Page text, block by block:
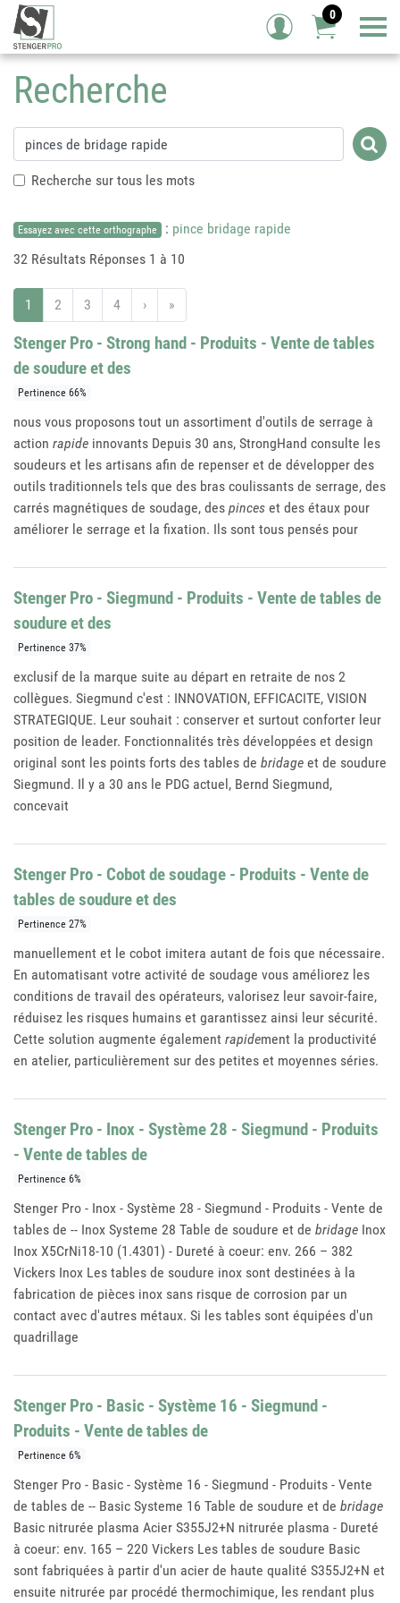
0
Recherche
Recherche sur tous les mots
Essayez avec cette orthographe : pince bridage rapide
32 Résultats Réponses 1 à 10
1 2 3 4 › »
Stenger Pro - Strong hand - Produits - Vente de tables
de soudure et des
Pertinence 66%
nous vous proposons tout un assortiment d'outils de serrage à
action rapide innovants Depuis 30 ans, StrongHand consulte les
soudeurs et les artisans afin de repenser et de développer des
outils traditionnels tels que des bras coulissants de serrage, des
carrés magnétiques de soudage, des pinces et des étaux pour
améliorer le serrage et la fixation. Ils sont tous pensés pour
Stenger Pro - Siegmund - Produits - Vente de tables de
soudure et des
Pertinence 37%
exclusif de la marque suite au départ en retraite de nos 2
collègues. Siegmund c'est : INNOVATION, EFFICACITE, VISION
STRATEGIQUE. Leur souhait : conserver et surtout conforter leur
position de leader. Fonctionnalités très développées et design
original sont les points forts des tables de bridage et de soudure
Siegmund. Il y a 30 ans le PDG actuel, Bernd Siegmund,
concevait
Stenger Pro - Cobot de soudage - Produits - Vente de
tables de soudure et des
Pertinence 27%
manuellement et le cobot imitera autant de fois que nécessaire.
En automatisant votre activité de soudage vous améliorez les
conditions de travail des opérateurs, valorisez leur savoir-faire,
réduisez les risques humains et garantissez ainsi leur sécurité.
Cette solution augmente également rapidement la productivité
en atelier, particulièrement sur des petites et moyennes séries.
Stenger Pro - Inox - Système 28 - Siegmund - Produits
- Vente de tables de
Pertinence 6%
Stenger Pro - Inox - Système 28 - Siegmund - Produits - Vente de
tables de -- Inox Systeme 28 Table de soudure et de bridage Inox
Inox X5CrNi18-10 (1.4301) - Dureté à coeur: env. 266 – 382
Vickers Inox Les tables de soudure inox sont destinées à la
fabrication de pièces inox sans risque de corrosion par un
contact avec d'autres métaux. Si les tables sont équipées d'un
quadrillage
Stenger Pro - Basic - Système 16 - Siegmund -
Produits - Vente de tables de
Pertinence 6%
Stenger Pro - Basic - Système 16 - Siegmund - Produits - Vente
de tables de -- Basic Systeme 16 Table de soudure et de bridage
Basic nitrurée plasma Acier S355J2+N nitrurée plasma - Dureté
à coeur: env. 165 – 220 Vickers Les tables de soudure Basic
sont fabriquées à partir d'un acier de haute qualité S355J2+N et
ensuite nitrurée par procédé thermochimique, les rendant plus